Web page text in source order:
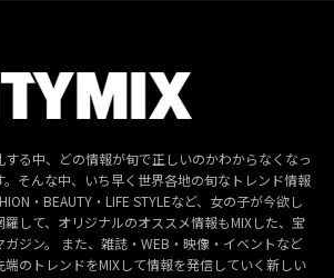
る中、どの情報が旬で正しいのかわからなくなっ
そんな中、いち早く世界各地の旬なトレンド情報
・BEAUTY・LIFE STYLEなど、女の子が今欲し
して、オリジナルのオススメ情報もMIXした、宝
ジン。 また、雑誌・WEB・映像・イベントなど
のトレンドをMIXして情報を発信していく新しい